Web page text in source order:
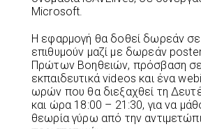
Microsoft.
Η εφαρμογή θα δοθεί δωρεάν
επιθυμούν μαζί με δωρεάν
Πρώτων Βοηθειών, πρόσβαση
εκπαιδευτικά videos και ένα
ωρών που θα διεξαχθεί τη
και ώρα 18:00 – 21:30, για να
θεωρία γύρω από την